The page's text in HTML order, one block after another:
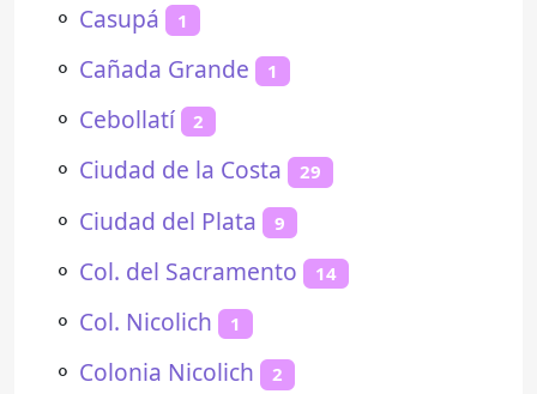
⚬ Casupá 1
⚬ Cañada Grande 1
⚬ Cebollatí 2
⚬ Ciudad de la Costa 29
⚬ Ciudad del Plata 9
⚬ Col. del Sacramento 14
⚬ Col. Nicolich 1
⚬ Colonia Nicolich 2